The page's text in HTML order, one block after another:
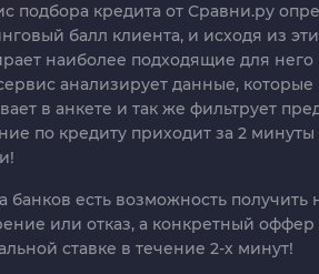
подбора кредита от Сравни.ру
балл клиента, и исходя из
наиболее подходящие для него
анализирует данные, которые
в анкете и так же фильтрует
по кредиту приходит за 2 минуты
банков есть возможность получить
или отказ, а конкретный
ставке в течение 2-х минут!